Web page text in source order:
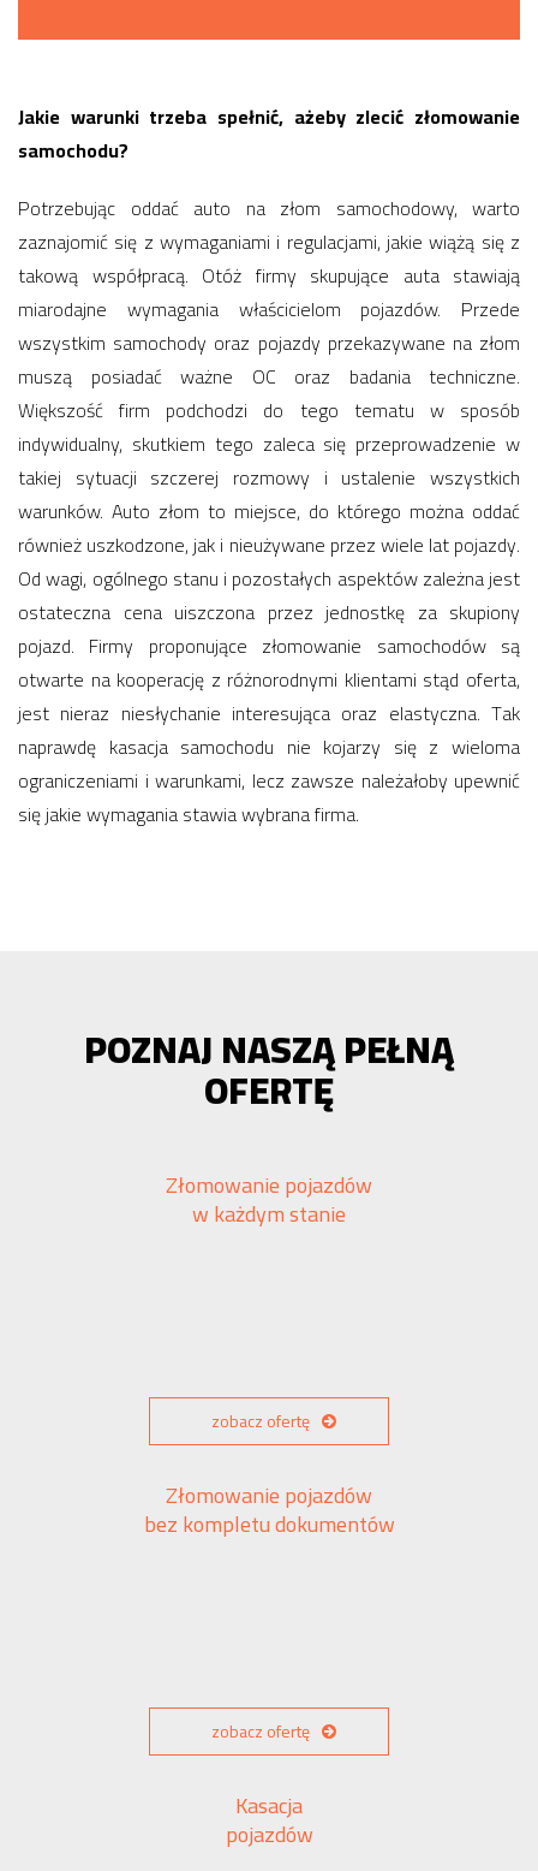
Jakie warunki trzeba spełnić, ażeby zlecić złomowanie
samochodu?
Potrzebując oddać auto na złom samochodowy, warto
zaznajomić się z wymaganiami i regulacjami, jakie wiążą się z
takową współpracą. Otóż firmy skupujące auta stawiają
miarodajne wymagania właścicielom pojazdów. Przede
wszystkim samochody oraz pojazdy przekazywane na złom
muszą posiadać ważne OC oraz badania techniczne.
Większość firm podchodzi do tego tematu w sposób
indywidualny, skutkiem tego zaleca się przeprowadzenie w
takiej sytuacji szczerej rozmowy i ustalenie wszystkich
warunków. Auto złom to miejsce, do którego można oddać
również uszkodzone, jak i nieużywane przez wiele lat pojazdy.
Od wagi, ogólnego stanu i pozostałych aspektów zależna jest
ostateczna cena uiszczona przez jednostkę za skupiony
pojazd. Firmy proponujące złomowanie samochodów są
otwarte na kooperację z różnorodnymi klientami stąd oferta,
jest nieraz niesłychanie interesująca oraz elastyczna. Tak
naprawdę kasacja samochodu nie kojarzy się z wieloma
ograniczeniami i warunkami, lecz zawsze należałoby upewnić
się jakie wymagania stawia wybrana firma.
POZNAJ NASZĄ PEŁNĄ
OFERTĘ
Złomowanie pojazdów
w każdym stanie
zobacz ofertę
Złomowanie pojazdów
bez kompletu dokumentów
zobacz ofertę
Kasacja
pojazdów